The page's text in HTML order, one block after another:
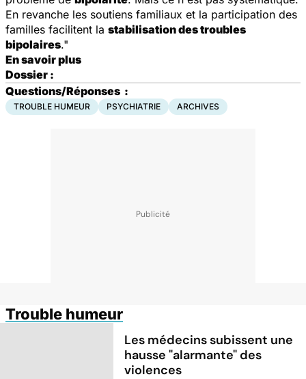
En revanche les soutiens familiaux et la participation des
familles facilitent la stabilisation des troubles
bipolaires."
En savoir plus
Dossier :
Questions/Réponses :
TROUBLE HUMEUR PSYCHIATRIE ARCHIVES
Trouble humeur
Les médecins subissent une
hausse "alarmante" des
violences